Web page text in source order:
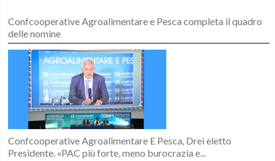
Confcooperative Agroalimentare e Pesca completa il quadro
delle nomine
Confcooperative Agroalimentare E Pesca, Drei eletto
Presidente. «PAC più forte, meno burocrazia e...